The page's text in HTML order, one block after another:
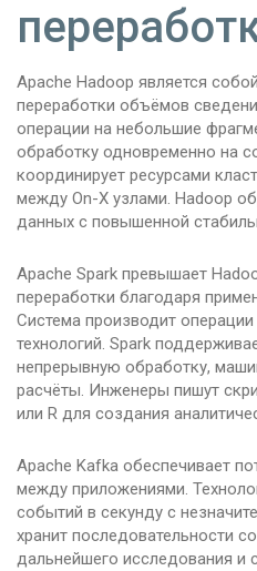
Apache Hadoop является
переработки объёмов
операции на небольшие
обработку одновременно на
координирует ресурсами
между On-X узлами. Hadoop
данных с повышенной
Apache Spark превышает
переработки благодаря
Система производит
технологий. Spark
непрерывную обработку,
расчёты. Инженеры пишут
или R для создания
Apache Kafka обеспечивает
между приложениями.
событий в секунду с
хранит последовательности
дальнейшего исследования и